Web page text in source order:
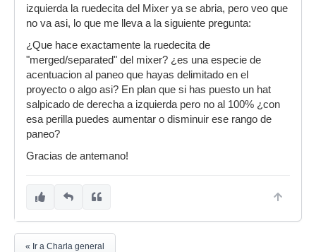
izquierda la ruedecita del Mixer ya se abria, pero veo que
no va asi, lo que me lleva a la siguiente pregunta:
¿Que hace exactamente la ruedecita de
"merged/separated" del mixer? ¿es una especie de
acentuacion al paneo que hayas delimitado en el
proyecto o algo asi? En plan que si has puesto un hat
salpicado de derecha a izquierda pero no al 100% ¿con
esa perilla puedes aumentar o disminuir ese rango de
paneo?
Gracias de antemano!
« Ir a Charla general